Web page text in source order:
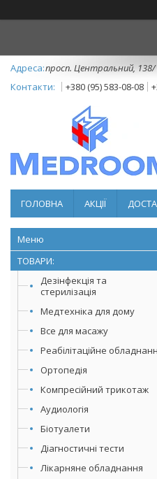
просп. Центральний, 138/
+380 (95) 583-08-08
ГОЛОВНА АКЦІЇ
ТОВАРИ:
Дезінфекція та
стерилізація
Медтехніка для дому
Все для масажу
Реабілітаційне
Ортопедія
Компресійний трикотаж
Аудиологія
Біотуалети
Діагностичні тести
Лікарняне обладнання